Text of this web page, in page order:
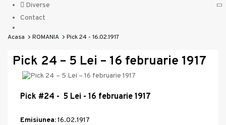
Diverse
Contact
Acasa ROMANIA Pick 24 - 16.02.1917
Pick 24 – 5 Lei – 16 februarie 1917
Pick #24 - 5 Lei - 16 februarie 1917
Emisiunea:16.02.1917